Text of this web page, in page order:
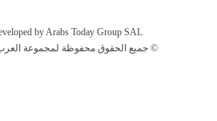
by Arabs Today Group SAL
جميع الحقوق محفوظة لمجموعة العرب اليوم الاعلامية 2025 ©